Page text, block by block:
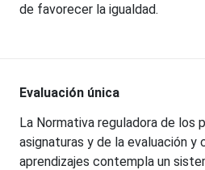
de favorecer la igualdad.
Evaluación única
La Normativa reguladora de los
asignaturas y de la evaluación y
aprendizajes contempla un